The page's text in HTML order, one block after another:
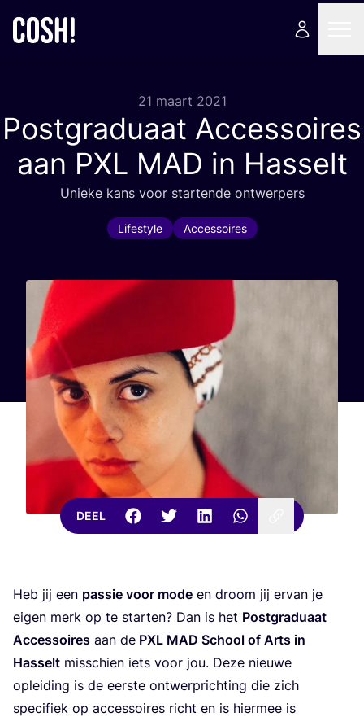
21 maart 2021
Postgraduaat Accessoires
aan PXL MAD in Hasselt
Unie­ke kans voor star­ten­de ontwerpers
Lifestyle Accessoires
DEEL
Heb jij een pas­sie voor mode en droom jij ervan je
eigen merk op te star­ten? Dan is het Post­gra­du­aat
Acces­soi­res aan de PXL MAD School of Arts in
Has­selt mis­schien iets voor jou. Deze nieu­we
oplei­ding is de eer­ste ont­werp­rich­ting die zich
spe­ci­fiek op acces­soi­res richt en is hier­mee is